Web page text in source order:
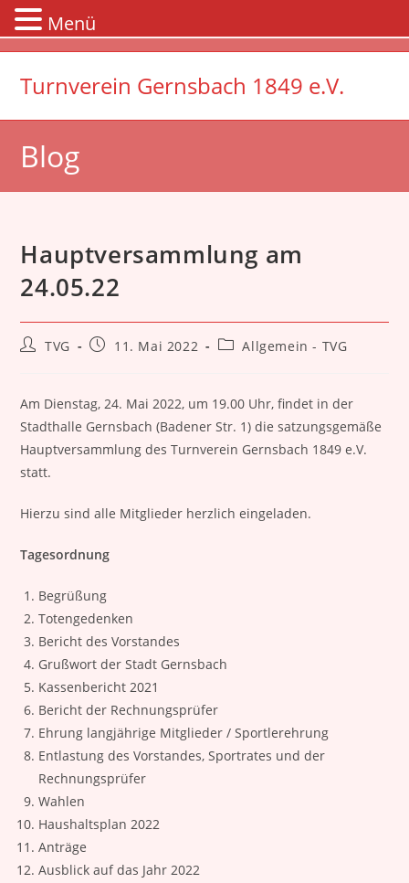
Zum
springen
Turnverein Gernsbach 1849 e.V.
Blog
Hauptversammlung am
24.05.22
Beitrags-
TVG
Beitrag11. Mai 2022
Beitrags-
Allgemein - TVG
Am Dienstag, 24. Mai 2022, um 19.00 Uhr, findet in der
Stadthalle Gernsbach (Badener Str. 1) die satzungsgemäße
Hauptversammlung des Turnverein Gernsbach 1849 e.V.
statt.
Hierzu sind alle Mitglieder herzlich eingeladen.
Tagesordnung
Begrüßung
Totengedenken
Bericht des Vorstandes
Grußwort der Stadt Gernsbach
Kassenbericht 2021
Bericht der Rechnungsprüfer
Ehrung langjährige Mitglieder / Sportlerehrung
Entlastung des Vorstandes, Sportrates und der
Rechnungsprüfer
Wahlen
Haushaltsplan 2022
Anträge
Ausblick auf das Jahr 2022
Menü